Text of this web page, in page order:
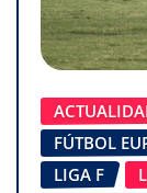
FÚTBOL
LIGA F